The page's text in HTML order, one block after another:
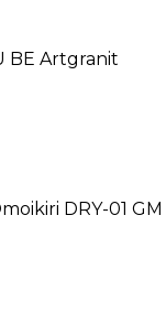
BE Artgranit
DRY-01 GM